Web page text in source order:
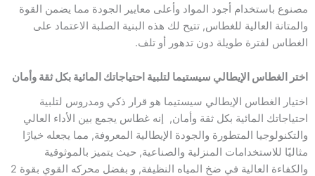
مصنوع باستخدام أجود المواد وأعلى معايير الجودة مما يضمن القوة
والمتانة العالية للغطاس, تتيح لك هذه البنية الصلبة الاعتماد على
الغطاس لفترة طويلة دون تدهور أو تلف.
اختر الغطاس الإيطالي سيستيما لتلبية احتياجاتك المائية بكل ثقة وأمان
اختيار الغطاس الإيطالي سيستيما هو قرار ذكي ومدروس لتلبية
احتياجاتك المائية بكل ثقة وأمان, إنه غطاس يجمع بين الأداء العالي
والتكنولوجيا المتطورة والجودة الإيطالية المعروفة, مما يجعله خيارًا
مثاليًا للاستخدامات المنزلية والصناعية, حيث يتميز بالموثوقية
والكفاءة العالية في ضخ المياه النظيفة, و بفضل محركه القوي بقوة 2